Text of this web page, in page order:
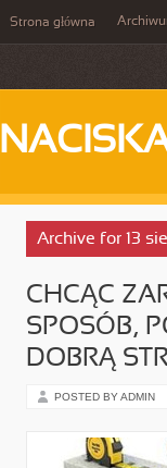
Strona główna
Archive for 13
CHCĄC
SPOSÓB,
DOBRĄ
POSTED BY ADMIN